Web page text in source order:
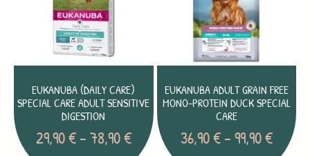
EUKANUBA (DAILY CARE)
SPECIAL CARE ADULT SENSITIVE
DIGESTION
29,90€ –78,90€
EUKANUBA ADULT GRAIN FREE
MONO-PROTEIN DUCK SPECIAL
CARE
36,90€ –99,90€